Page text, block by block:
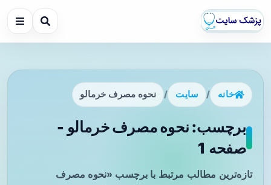
خانه / سایت / نحوه مصرف خرمالو
برچسب: نحوه مصرف خرمالو -
صفحه 1
تازه‌ترین مطالب مرتبط با برچسب «نحوه مصرف